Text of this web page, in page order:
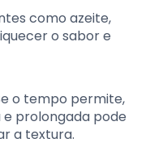
como azeite,
o sabor e
o tempo permite,
prolongada pode
a textura.